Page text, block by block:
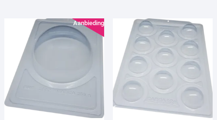
Aanbieding!